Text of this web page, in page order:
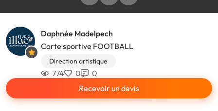
Daphnée Madelpech
Carte sportive FOOTBALL
Direction artistique
774 0
0
Recevoir un devis